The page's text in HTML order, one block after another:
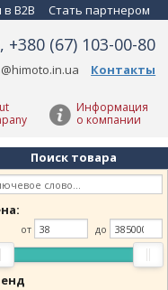
B2B Стать партнером
+380 (67) 103-00-80
Контакты
Информация
о компании
Поиск товара
от до